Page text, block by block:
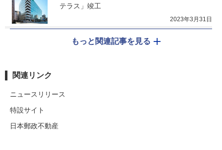
テラス」竣工
2023年3月31日
もっと関連記事を見る
関連リンク
ニュースリリース
特設サイト
日本郵政不動産